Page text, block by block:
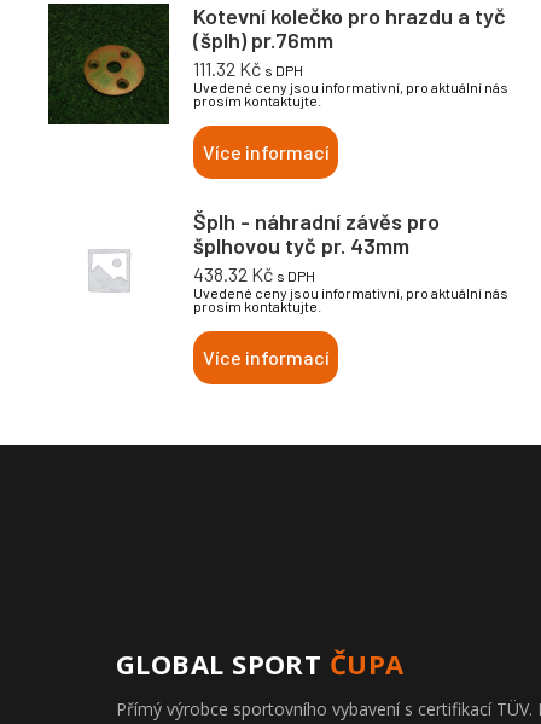
Kotevní kolečko pro hrazdu a tyč
(šplh) pr.76mm
111.32 Kč s DPH
Uvedené ceny jsou informativní, pro aktuální nás
prosím kontaktujte.
Více informací
Šplh - náhradní závěs pro
šplhovou tyč pr. 43mm
438.32 Kč s DPH
Uvedené ceny jsou informativní, pro aktuální nás
prosím kontaktujte.
Více informací
GLOBAL SPORT ČUPA
Přímý výrobce sportovního vybavení s certifikací TÜV.